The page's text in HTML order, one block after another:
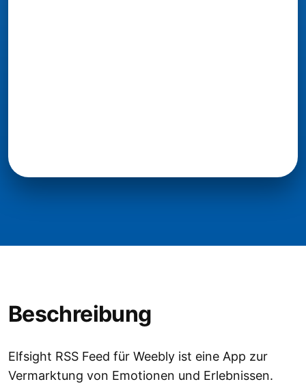
Beschreibung
Elfsight RSS Feed für Weebly ist eine App zur
Vermarktung von Emotionen und Erlebnissen.